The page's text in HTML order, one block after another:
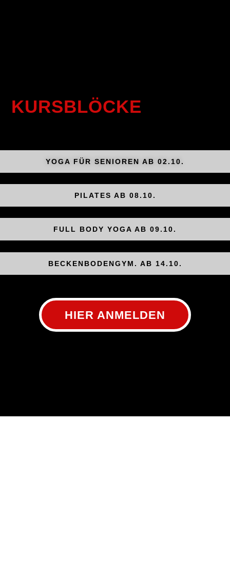
KURSBLÖCKE
YOGA FÜR SENIOREN AB 02.10.
PILATES AB 08.10.
FULL BODY YOGA AB 09.10.
BECKENBODENGYM. AB 14.10.
HIER ANMELDEN